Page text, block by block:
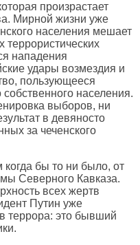
произрастает
Мирной жизни уже
населения мешает
нападения
удары возмездия и
пользующееся
населения.
выборов, ни
в девяносто
за чеченского
бы то ни было, от
Северного Кавказа.
всех жертв
Путин уже
террора: это бывший